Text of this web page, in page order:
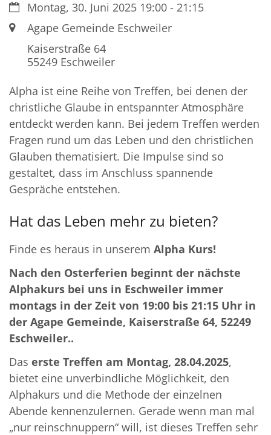
Datum:Montag, 30. Juni 2025 19:00 - 21:15
Ort: Agape Gemeinde Eschweiler
Kaiserstraße 64
55249 Eschweiler
Alpha ist eine Reihe von Treffen, bei denen der
christliche Glaube in entspannter Atmosphäre
entdeckt werden kann. Bei jedem Treffen werden
Fragen rund um das Leben und den christlichen
Glauben thematisiert. Die Impulse sind so
gestaltet, dass im Anschluss spannende
Gespräche entstehen.
Hat das Leben mehr zu bieten?
Finde es heraus in unserem Alpha Kurs!
Nach den Osterferien beginnt der nächste
Alphakurs bei uns in Eschweiler immer
montags in der Zeit von 19:00 bis 21:15 Uhr in
der Agape Gemeinde, Kaiserstraße 64, 52249
Eschweiler..
Das erste Treffen am Montag, 28.04.2025,
bietet eine unverbindliche Möglichkeit, den
Alphakurs und die Methode der einzelnen
Abende kennenzulernen. Gerade wenn man mal
„nur reinschnuppern“ will, ist dieses Treffen sehr